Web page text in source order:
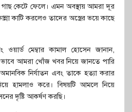
কেটে ফেলে। এমন অবস্থায় আমরা দূর
কাটি করলেও তাদের অস্ত্রের ভয়ে কাছে
ওয়ার্ড মেম্বার কামাল হোসেন জানান,
ভাবে আমরা খোঁজ খবর নিয়ে জানতে পারি
নির্যাতন এবং তাকে হত্যা করার
হামলাও করে। বিষয়টি আমলে নিয়ে
দৃষ্টি আকর্ষণ করছি।